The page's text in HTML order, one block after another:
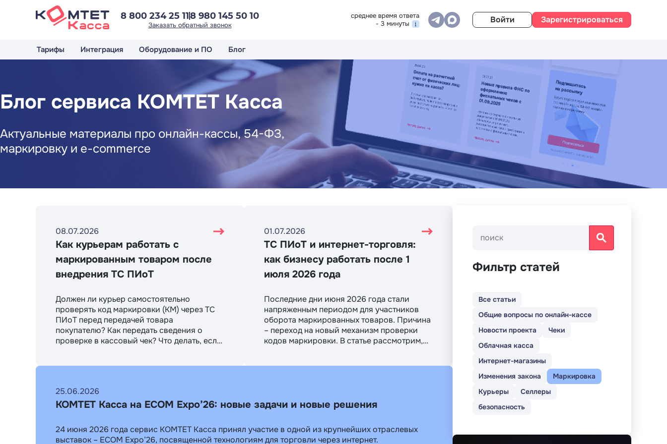
8 800 234 25 118 980 145 50 10
Заказать обратный звонок
среднее время ответа
- 3 минуты
Войти Зарегистрироваться
Тарифы Интеграция Оборудование и ПО Блог
Блог сервиса КОМТЕТ Касса
Актуальные материалы про онлайн-кассы, 54-ФЗ,
маркировку и e-commerce
08.07.2026
Как курьерам работать с
маркированным товаром после
внедрения ТС ПИоТ
Должен ли курьер самостоятельно
проверять код маркировки (КМ) через ТС
ПИоТ перед передачей товара
покупателю? Как передать сведения о
проверке в кассовый чек? Что делать, если
01.07.2026
ТС ПИоТ и интернет-торговля:
как бизнесу работать после 1
июля 2026 года
Последние дни июня 2026 года стали
напряженным периодом для участников
оборота маркированных товаров. Причина
– переход на новый механизм проверки
кодов маркировки. В статье рассмотрим,
25.06.2026
КОМТЕТ Касса на ECOM Expo’26: новые задачи и новые решения
24 июня 2026 года сервис КОМТЕТ Касса принял участие в одной из крупнейших отраслевых
выставок – ECOM Expo’26, посвященной технологиям для торговли через интернет.
Фильтр статей
Все статьи
Общие вопросы по онлайн-кассе
Новости проекта
Чеки
Облачная касса
Интернет-магазины
Изменения закона
Маркировка
Курьеры
Селлеры
безопасность